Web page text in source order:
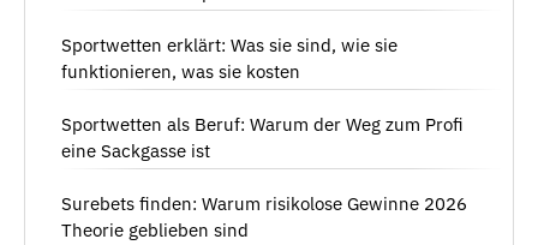
Sportwetten erklärt: Was sie sind, wie sie
funktionieren, was sie kosten
Sportwetten als Beruf: Warum der Weg zum Profi
eine Sackgasse ist
Surebets finden: Warum risikolose Gewinne 2026
Theorie geblieben sind